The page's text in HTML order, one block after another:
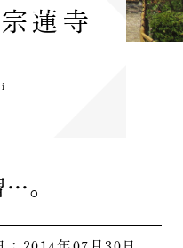
宗蓮寺
…。